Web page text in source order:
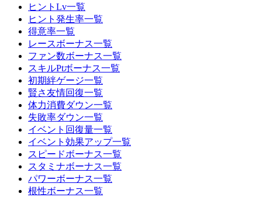
ヒントLv一覧
ヒント発生率一覧
得意率一覧
レースボーナス一覧
ファン数ボーナス一覧
スキルPtボーナス一覧
初期絆ゲージ一覧
賢さ友情回復一覧
体力消費ダウン一覧
失敗率ダウン一覧
イベント回復量一覧
イベント効果アップ一覧
スピードボーナス一覧
スタミナボーナス一覧
パワーボーナス一覧
根性ボーナス一覧